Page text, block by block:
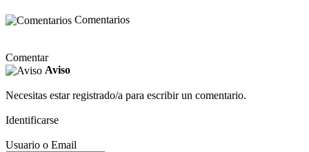
Comentarios
Comentar
Aviso
Necesitas estar registrado/a para escribir un comentario.
Identificarse
Usuario o Email